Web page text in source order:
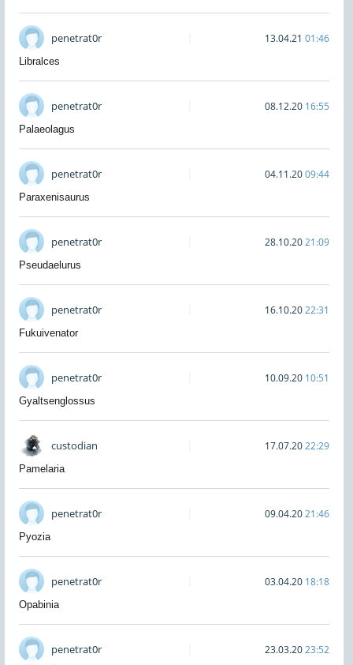
penetrat0r 13.04.21 01:46
Libralces
penetrat0r 08.12.20 16:55
Palaeolagus
penetrat0r 04.11.2009:44
Paraxenisaurus
penetrat0r 28.10.2021:09
Pseudaelurus
penetrat0r 16.10.2022:31
Fukuivenator
penetrat0r 10.09.20 10:51
Gyaltsenglossus
custodian 17.07.2022:29
Pamelaria
penetrat0r 09.04.2021:46
Pyozia
penetrat0r 03.04.20 18:18
Opabinia
penetrat0r 23.03.2023:52